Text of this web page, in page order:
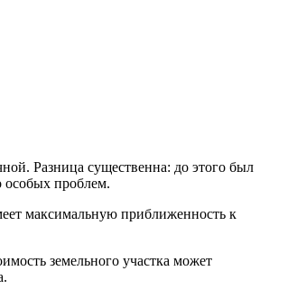
Разница существенна: до этого был
особых проблем.
максимальную приближенность к
земельного участка может